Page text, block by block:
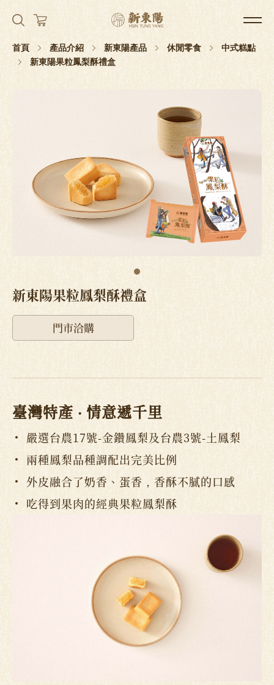
首頁 產品介紹 新東陽產品 休閒零食
中式糕點
新東陽果粒鳳梨酥禮盒
新東陽果粒鳳梨酥禮盒
門市洽購
臺灣特產 ‧ 情意遞千里
嚴選台農17號-金鑽鳳梨及台農3號-土鳳梨
兩種鳳梨品種調配出完美比例
外皮融合了奶香、蛋香，香酥不膩的口感
吃得到果肉的經典果粒鳳梨酥